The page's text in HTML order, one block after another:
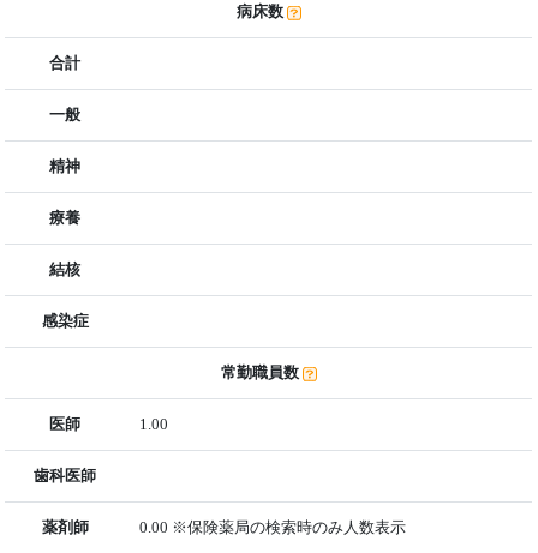
病床数
合計
一般
精神
療養
結核
感染症
常勤職員数
医師 1.00
歯科医師
薬剤師 0.00 ※保険薬局の検索時のみ人数表示